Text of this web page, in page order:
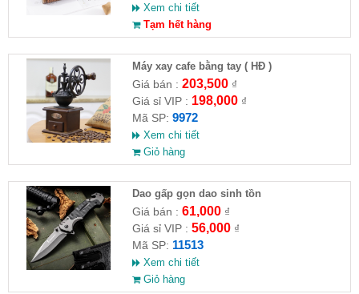
Xem chi tiết
Tạm hết hàng
Máy xay cafe bằng tay ( HĐ )
Giá bán : 203,500₫
Giá sỉ VIP : 198,000₫
Mã SP: 9972
Xem chi tiết
Giỏ hàng
Dao gấp gọn dao sinh tồn
Giá bán : 61,000₫
Giá sỉ VIP : 56,000₫
Mã SP: 11513
Xem chi tiết
Giỏ hàng